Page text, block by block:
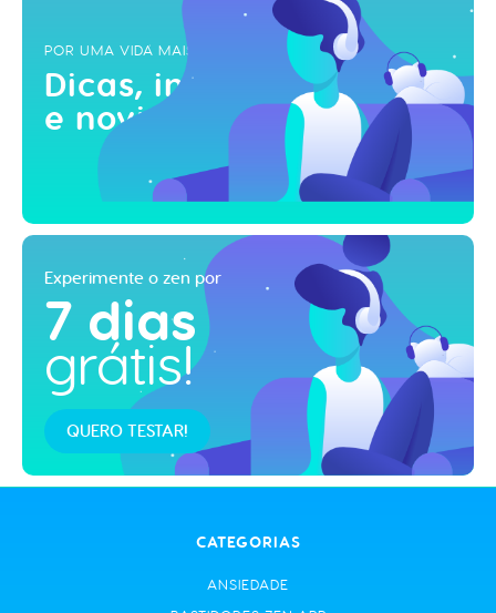
POR UMA VIDA MAIS ZEN
Dicas, inspirações
e novidades!
Experimente o zen por
7 dias
grátis!
QUERO TESTAR!
CATEGORIAS
ANSIEDADE